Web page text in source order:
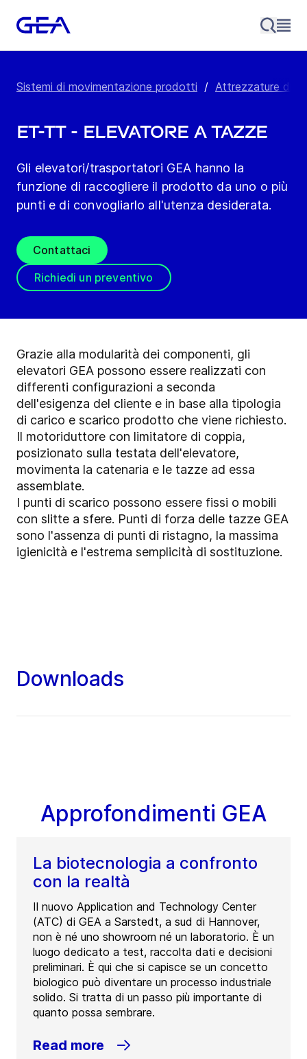
Sistemi di movimentazione prodotti / Attrezzature di
ET-TT - Elevatore a tazze
Gli elevatori/trasportatori GEA hanno la
funzione di raccogliere il prodotto da uno o più
punti e di convogliarlo all'utenza desiderata.
Contattaci
Richiedi un preventivo
Grazie alla modularità dei componenti, gli
elevatori GEA possono essere realizzati con
differenti configurazioni a seconda
dell'esigenza del cliente e in base alla tipologia
di carico e scarico prodotto che viene richiesto.
Il motoriduttore con limitatore di coppia,
posizionato sulla testata dell'elevatore,
movimenta la catenaria e le tazze ad essa
assemblate.
I punti di scarico possono essere fissi o mobili
con slitte a sfere. Punti di forza delle tazze GEA
sono l'assenza di punti di ristagno, la massima
igienicità e l'estrema semplicità di sostituzione.
Downloads
Approfondimenti GEA
La biotecnologia a confronto
con la realtà
Il nuovo Application and Technology Center
(ATC) di GEA a Sarstedt, a sud di Hannover,
non è né uno showroom né un laboratorio. È un
luogo dedicato a test, raccolta dati e decisioni
preliminari. È qui che si capisce se un concetto
biologico può diventare un processo industriale
solido. Si tratta di un passo più importante di
quanto possa sembrare.
Read more